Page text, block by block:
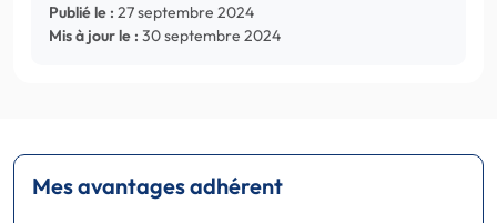
Publié le : 27 septembre 2024
Mis à jour le : 30 septembre 2024
Mes avantages adhérent